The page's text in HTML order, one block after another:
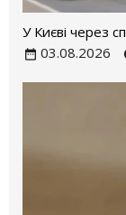
У Києві через
03.08.2026